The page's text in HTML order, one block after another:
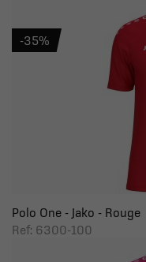
Polo One - Jako - Rouge
Ref: 6300-100
-35%